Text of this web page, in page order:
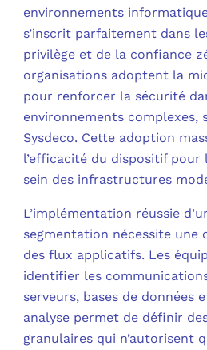
environnements
s’inscrit parfaitement dans
privilège et de la confiance
organisations adoptent la
pour renforcer la sécurité
environnements complexes,
Sysdeco. Cette adoption
l’efficacité du dispositif
sein des infrastructures
L’implémentation réussie
segmentation nécessite une
des flux applicatifs. Les
identifier les
serveurs, bases de données
analyse permet de définir
granulaires qui n’autorisent